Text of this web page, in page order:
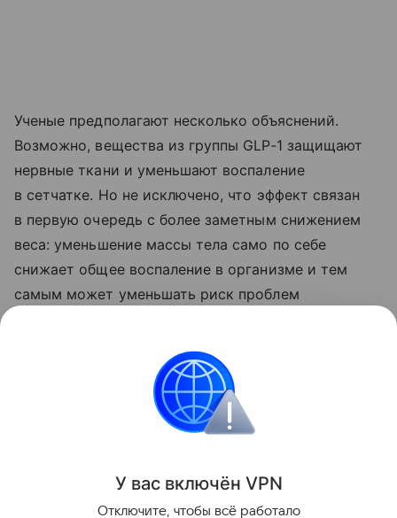
Ученые предполагают несколько объяснений.
Возможно, вещества из группы GLP‑1 защищают
нервные ткани и уменьшают воспаление
в сетчатке. Но не исключено, что эффект связан
в первую очередь с более заметным снижением
веса: уменьшение массы тела само по себе
снижает общее воспаление в организме и тем
самым может уменьшать риск проблем
рассказывала
раскрыто влияние «Оземпика» на работу сердца.
У вас включён VPN
Отключите, чтобы всё работало